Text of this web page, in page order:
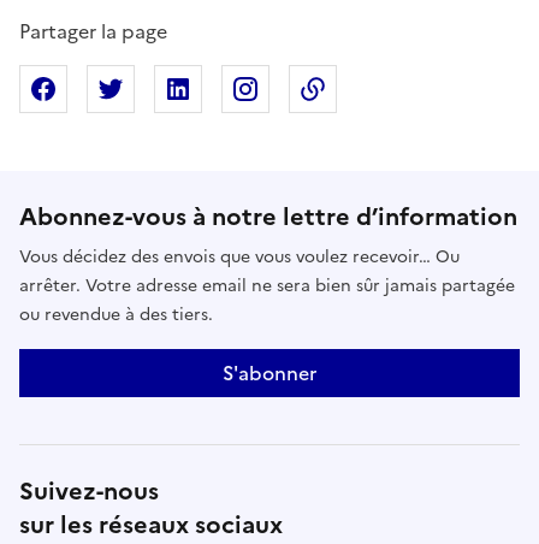
Partager la page
Partager sur Facebook
Partager sur XPartager sur Linkedin
Partager sur Instagram
Abonnez-vous à notre lettre d’information
Vous décidez des envois que vous voulez recevoir… Ou
arrêter. Votre adresse email ne sera bien sûr jamais partagée
ou revendue à des tiers.
S'abonner
Suivez-nous
sur les réseaux sociaux